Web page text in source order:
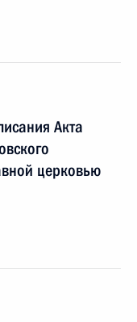
Акта
церковью